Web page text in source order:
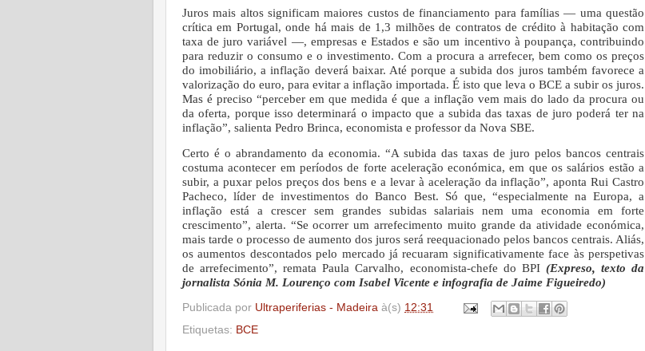
Juros mais altos significam maio­res custos de financiamento para famílias — uma questão
crítica em Portugal, onde há mais de 1,3 milhões de contratos de crédito à habitação com
taxa de juro variável —, empresas e Estados e são um incentivo à poupança, contribuindo
para reduzir o consumo e o investimento. Com a procura a arrefecer, bem como os preços
do imobiliário, a inflação deverá baixar. Até porque a subida dos juros também favorece a
valorização do euro, para evitar a inflação importada. É isto que leva o BCE a subir os juros.
Mas é preciso “perceber em que medida é que a inflação vem mais do lado da procura ou
da oferta, porque isso determinará o impacto que a subida das taxas de juro poderá ter na
inflação”, salienta Pedro Brinca, economista e professor da Nova SBE.
Certo é o abrandamento da economia. “A subida das taxas de juro pelos bancos centrais
costuma acontecer em períodos de forte aceleração económica, em que os salários estão a
subir, a puxar pelos preços dos bens e a levar à aceleração da inflação”, aponta Rui Castro
Pacheco, líder de investimentos do Banco Best. Só que, “especialmente na Europa, a
inflação está a crescer sem grandes subidas salariais nem uma economia em forte
crescimento”, alerta. “Se ocorrer um arrefecimento muito grande da atividade económica,
mais tarde o processo de aumento dos juros será reequacionado pelos bancos centrais. Aliás,
os aumentos descontados pelo mercado já recuaram significativamente face às perspetivas
de arrefecimento”, remata Paula Carvalho, economista-chefe do BPI (Expreso, texto da
jornalista Sónia M. Lourenço com Isabel Vicente e infografia de Jaime Figueiredo)
Publicada por Ultraperiferias - Madeira à(s) 12:31
Etiquetas: BCE